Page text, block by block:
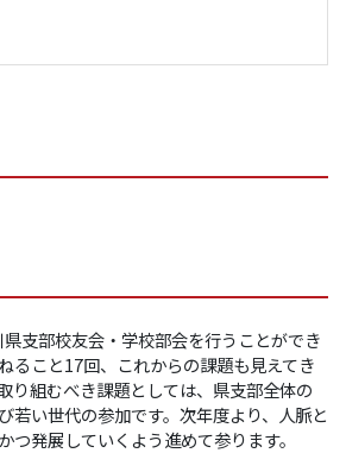
支部校友会・学校部会を行うことができ
ること17回、これからの課題も見えてき
り組むべき課題としては、県支部全体の
若い世代の参加です。次年度より、人脈と
つ発展していくよう進めて参ります。